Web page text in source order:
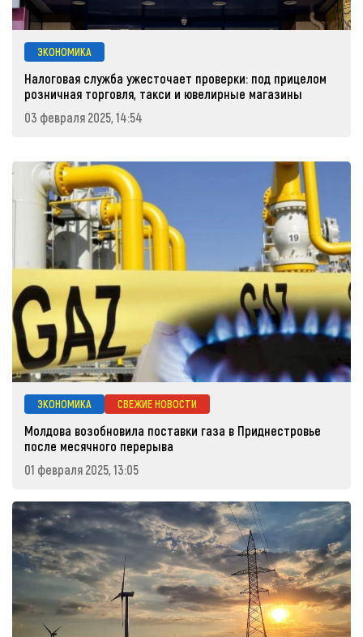
ЭКОНОМИКА
Налоговая служба ужесточает проверки: под прицелом
розничная торговля, такси и ювелирные магазины
03 февраля 2025, 14:54
ЭКОНОМИКА СВЕЖИЕ НОВОСТИ
Молдова возобновила поставки газа в Приднестровье
после месячного перерыва
01 февраля 2025, 13:05